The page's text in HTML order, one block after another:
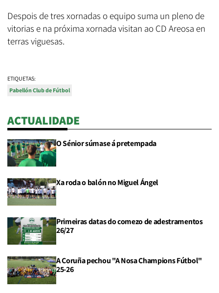
Despois de tres xornadas o equipo suma un pleno de
vitorias e na próxima xornada visitan ao CD Areosa en
terras viguesas.
ETIQUETAS:
Pabellón Club de Fútbol
ACTUALIDADE
O Sénior súmase á pretempada
Xa roda o balón no Miguel Ángel
Primeiras datas do comezo de adestramentos
26/27
A Coruña pechou "A Nosa Champions Fútbol"
25-26